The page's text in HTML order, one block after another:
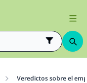
Veredictos sobre el